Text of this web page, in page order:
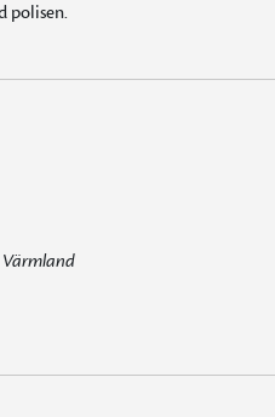
polisen.
Värmland